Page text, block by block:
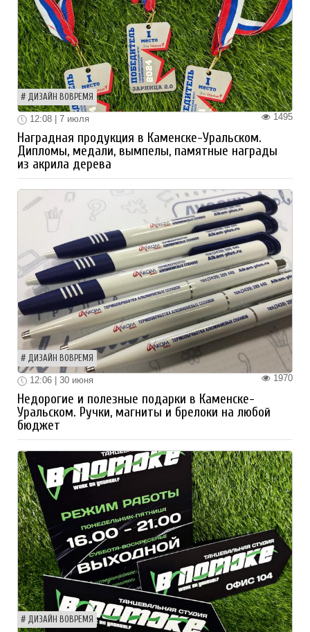
ДИЗАЙН ВОВРЕМЯ
1495
12:08 | 7 июля
Наградная продукция в Каменске-Уральском.
Дипломы, медали, вымпелы, памятные награды
из акрила дерева
ДИЗАЙН ВОВРЕМЯ
1970
12:06 | 30 июня
Недорогие и полезные подарки в Каменске-
Уральском. Ручки, магниты и брелоки на любой
бюджет
ДИЗАЙН ВОВРЕМЯ